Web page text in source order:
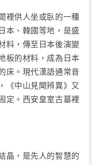
裡供人坐或臥的一種
本、韓國等地，是盛
料，傳至日本後演變
板的材料，成為日本
床。現代漢語通常音
《中山見聞辨異》又
定。西安皇室古墓裡
晶，是先人的智慧的